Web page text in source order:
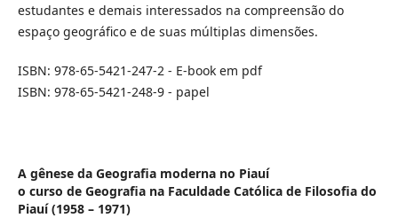
estudantes e demais interessados na compreensão do
espaço geográfico e de suas múltiplas dimensões.
ISBN: 978-65-5421-247-2 - E-book em pdf
ISBN: 978-65-5421-248-9 - papel
A gênese da Geografia moderna no Piauí
o curso de Geografia na Faculdade Católica de Filosofia do
Piauí (1958 – 1971)